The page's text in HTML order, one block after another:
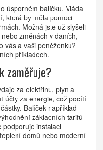
úsporném balíčku. Vláda
která by měla pomoci
Možná jste už slyšeli
změnách v daních,
vás a vaši peněženku?
příkladech.
zaměřuje?
za elektřinu, plyn a
účty za energie, což pocítí
Balíček například
základních tarifů
podporuje instalaci
domů nebo moderní